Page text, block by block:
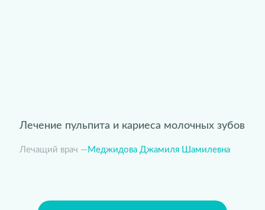
Лечение пульпита и кариеса молочных зубов
Лечащий врач — Меджидова Джамиля Шамилевна